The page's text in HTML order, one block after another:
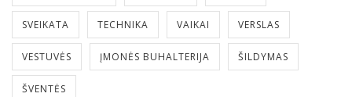
SVEIKATA TECHNIKA VAIKAI VERSLAS
VESTUVĖS ĮMONĖS BUHALTERIJA ŠILDYMAS
ŠVENTĖS